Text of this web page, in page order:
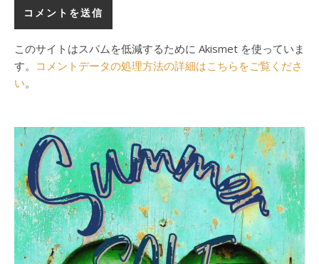
このサイトはスパムを低減するために Akismet を使っていま
す。 コメントデータの処理方法の詳細はこちらをご覧くださ
い。